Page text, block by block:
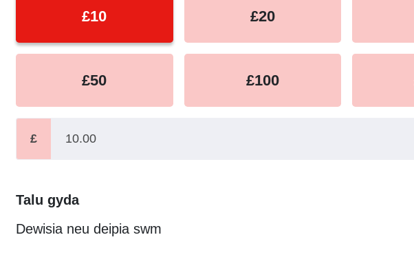
£10 £20
£50 £100
£
Talu gyda
Dewisia neu deipia swm